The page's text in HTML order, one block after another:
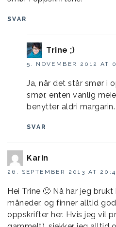
SVAR
Trine ;)
5. NOVEMBER 2012 AT
Ja, når det står smør i
smør, enten vanlig
benytter aldri margarin.
SVAR
Karin
26. SEPTEMBER 2013 AT
Hei Trine 🙂 Nå har jeg
måneder, og finner alltid
oppskrifter her. Hvis jeg vil